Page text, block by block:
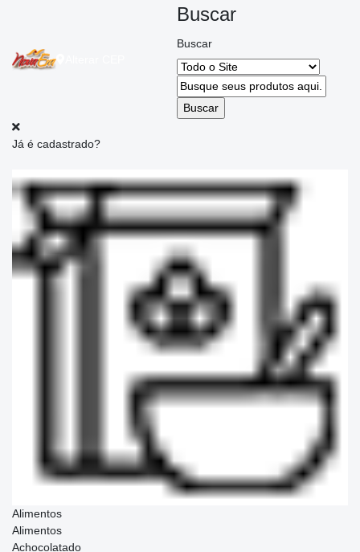
Buscar
Buscar
Já é cadastrado?
Alimentos
Alimentos
Achocolatado